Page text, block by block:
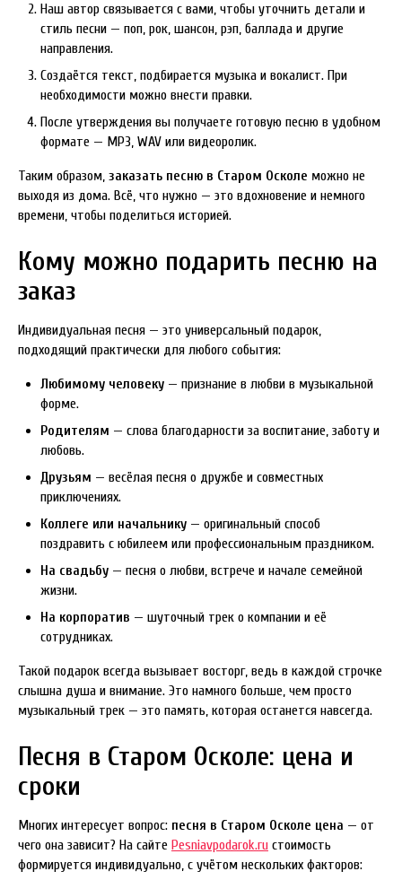
Наш автор связывается с вами, чтобы уточнить детали и
стиль песни — поп, рок, шансон, рэп, баллада и другие
направления.
Создаётся текст, подбирается музыка и вокалист. При
необходимости можно внести правки.
После утверждения вы получаете готовую песню в удобном
формате — MP3, WAV или видеоролик.
Таким образом, заказать песню в Старом Осколе можно не
выходя из дома. Всё, что нужно — это вдохновение и немного
времени, чтобы поделиться историей.
Кому можно подарить песню на
заказ
Индивидуальная песня — это универсальный подарок,
подходящий практически для любого события:
Любимому человеку — признание в любви в музыкальной
форме.
Родителям — слова благодарности за воспитание, заботу и
любовь.
Друзьям — весёлая песня о дружбе и совместных
приключениях.
Коллеге или начальнику — оригинальный способ
поздравить с юбилеем или профессиональным праздником.
На свадьбу — песня о любви, встрече и начале семейной
жизни.
На корпоратив — шуточный трек о компании и её
сотрудниках.
Такой подарок всегда вызывает восторг, ведь в каждой строчке
слышна душа и внимание. Это намного больше, чем просто
музыкальный трек — это память, которая останется навсегда.
Песня в Старом Осколе: цена и
сроки
Многих интересует вопрос: песня в Старом Осколе цена — от
чего она зависит? На сайте Pesniavpodarok.ru стоимость
формируется индивидуально, с учётом нескольких факторов: